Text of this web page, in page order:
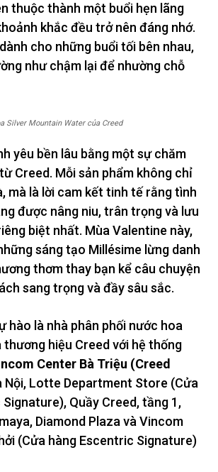
thuộc thành một buổi hẹn lãng
khắc đều trở nên đáng nhớ.
cho những buổi tối bên nhau,
như chậm lại để nhường chỗ
Silver Mountain Water của Creed
yêu bền lâu bằng một sự chăm
Creed. Mỗi sản phẩm không chỉ
mà là lời cam kết tinh tế rằng tình
được nâng niu, trân trọng và lưu
biệt nhất. Mùa Valentine này,
sáng tạo Millésime lừng danh
thơm thay bạn kể câu chuyện
sang trọng và đầy sâu sắc.
hào là nhà phân phối nước hoa
thương hiệu Creed với hệ thống
Center Bà Triệu (Creed
Nội, Lotte Department Store (Cửa
Quầy Creed, tầng 1,
Diamond Plaza và Vincom
(Cửa hàng Escentric Signature)